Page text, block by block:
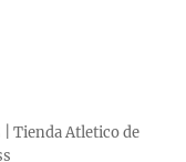
| Tienda Atletico de